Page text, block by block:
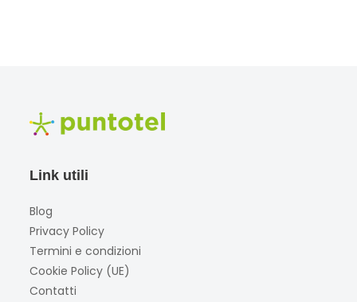
Link utili
Blog
Privacy Policy
Termini e condizioni
Cookie Policy (UE)
Contatti